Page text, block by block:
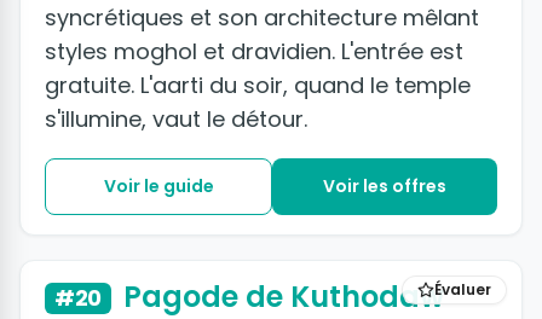
syncrétiques et son architecture mêlant
styles moghol et dravidien. L'entrée est
gratuite. L'aarti du soir, quand le temple
s'illumine, vaut le détour.
Voir le guide Voir les offres
Évaluer
#20 Pagode de Kuthodaw